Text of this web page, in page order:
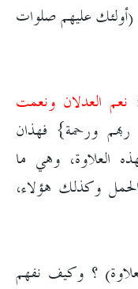
(أولئك عليهم صلوات
نعم العدلان ونعمت
ورحمة} فهذان
العلاوة، وهي ما
وكذلك هؤلاء،
؟ وكيف نفهم